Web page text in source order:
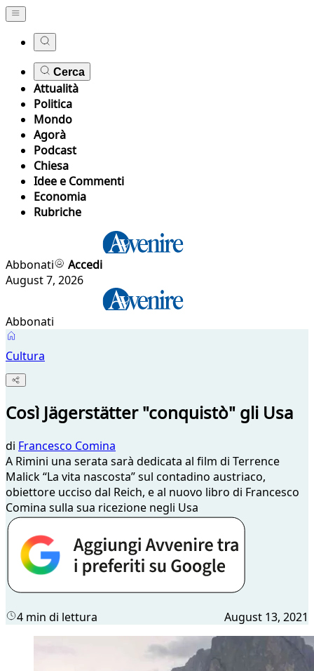
Cerca
Attualità
Politica
Mondo
Agorà
Podcast
Chiesa
Idee e Commenti
Economia
Rubriche
Abbonati
Accedi
August 7, 2026
Abbonati
Cultura
Così Jägerstätter "conquistò" gli Usa
di Francesco Comina
A Rimini una serata sarà dedicata al film di Terrence
Malick “La vita nascosta” sul contadino austriaco,
obiettore ucciso dal Reich, e al nuovo libro di Francesco
Comina sulla sua ricezione negli Usa
4 min di lettura August 13, 2021